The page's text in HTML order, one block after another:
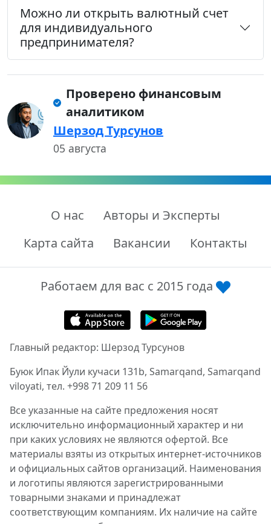
Можно ли открыть валютный счет
для индивидуального
предпринимателя?
Проверено финансовым
аналитиком
Шерзод Турсунов
05 августа
О нас
Авторы и Эксперты
Карта сайта
Вакансии Контакты
Работаем для вас с 2015 года
Главный редактор: Шерзод Турсунов
Буюк Ипак Йули кучаси 131b, Samarqand, Samarqand
viloyati, тел. +998 71 209 11 56
Все указанные на сайте предложения носят
исключительно информационный характер и ни
при каких условиях не являются офертой. Все
материалы взяты из открытых интернет-источников
и официальных сайтов организаций. Наименования
и логотипы являются зарегистрированными
товарными знаками и принадлежат
соответствующим компаниям. Их наличие на сайте